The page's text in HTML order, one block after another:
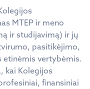
MTEP ir meno
ir studijavimą) ir jų
pasitikėjimo,
etinėmis vertybėmis.
kai Kolegijos
finansiniai